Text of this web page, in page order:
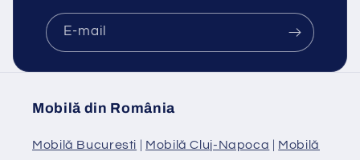
E-mail
Mobilă din România
Mobilă Bucuresti | Mobilă Cluj-Napoca | Mobilă